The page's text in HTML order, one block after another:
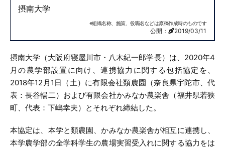
摂南大学
※組織名称、施策、役職名などは原稿作成時のものです
公開： 2019/03/11
摂南大学（大阪府寝屋川市・八木紀一郎学長）は、2020年4
月の農学部設置に向け、連携協力に関する包括協定を、
2018年12月1日（土）に有限会社類農園（奈良県宇陀市、代
表：長谷暢二）および有限会社かみなか農楽舎（福井県若狭
町、代表：下嶋幸夫）とそれぞれ締結した。
本協定は、本学と類農園、かみなか農楽舎が相互に連携し、
本学農学部の全学科学生の農場実習受入れに関する協力をは